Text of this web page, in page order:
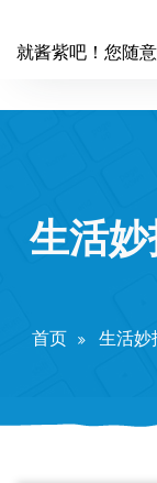
就酱紫吧！您随意
生活
首页 生活妙